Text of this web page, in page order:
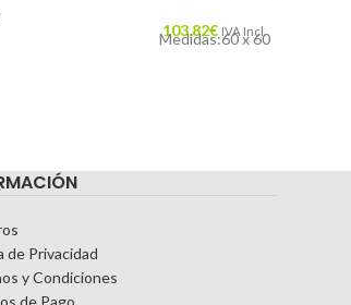
103,82€ IVA Incl.
Medidas:60 x 60
de Privacidad
y Condiciones
de Pago